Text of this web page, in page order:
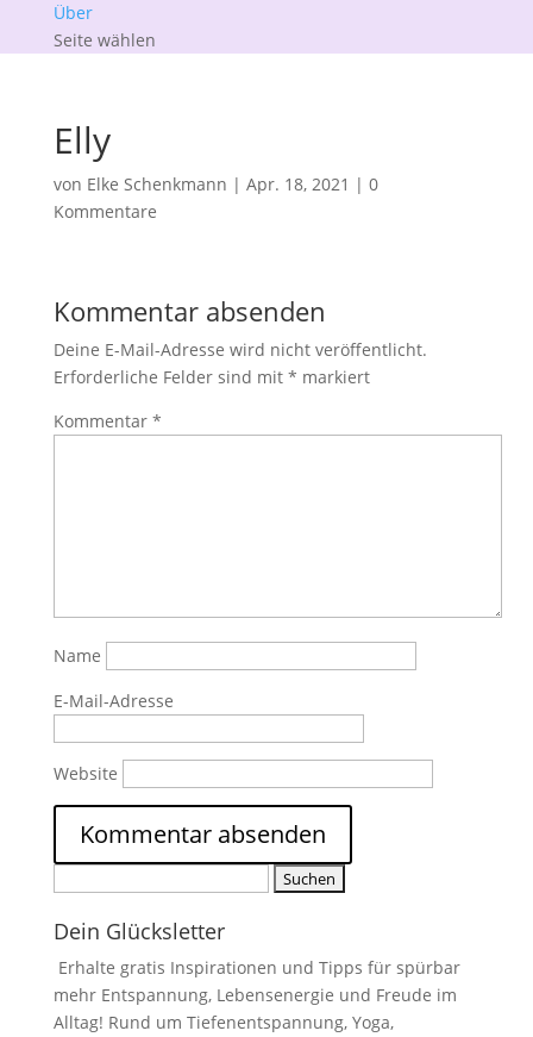
Über
Seite wählen
Elly
von Elke Schenkmann | Apr. 18, 2021 | 0
Kommentare
Kommentar absenden
Deine E-Mail-Adresse wird nicht veröffentlicht.
Erforderliche Felder sind mit * markiert
Kommentar *
Name
E-Mail-Adresse
Website
Dein Glücksletter
Erhalte gratis Inspirationen und Tipps für spürbar
mehr Entspannung, Lebensenergie und Freude im
Alltag! Rund um Tiefenentspannung, Yoga,